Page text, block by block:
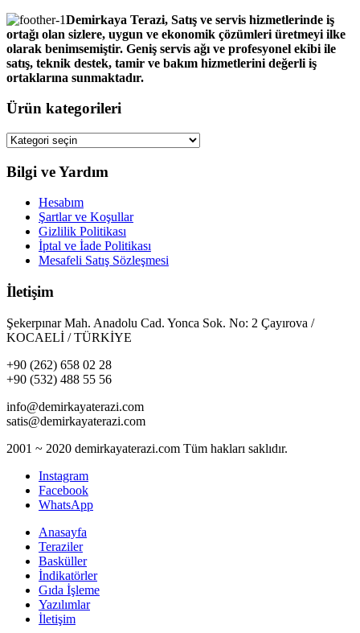
Demirkaya Terazi, Satış ve servis hizmetlerinde iş
ortağı olan sizlere, uygun ve ekonomik çözümleri üretmeyi ilke
olarak benimsemiştir. Geniş servis ağı ve profesyonel ekibi ile
satış, teknik destek, tamir ve bakım hizmetlerini değerli iş
ortaklarına sunmaktadır.
Ürün kategorileri
Bilgi ve Yardım
Hesabım
Şartlar ve Koşullar
Gizlilik Politikası
İptal ve İade Politikası
Mesafeli Satış Sözleşmesi
İletişim
Şekerpınar Mah. Anadolu Cad. Yonca Sok. No: 2 Çayırova /
KOCAELİ / TÜRKİYE
+90 (262) 658 02 28
+90 (532) 488 55 56
info@demirkayaterazi.com
satis@demirkayaterazi.com
2001 ~ 2020 demirkayaterazi.com Tüm hakları saklıdır.
Instagram
Facebook
WhatsApp
Anasayfa
Teraziler
Basküller
İndikatörler
Gıda İşleme
Yazılımlar
İletişim